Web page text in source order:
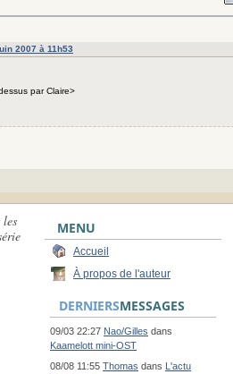
2007 à 11h53
par Claire>
les
MENU
Accueil
À propos de l'auteur
DERNIERSMESSAGES
09/03 22:27 Nao/Gilles dans
Kaamelott mini-OST
08/08 11:55 Thomas dans L'actu